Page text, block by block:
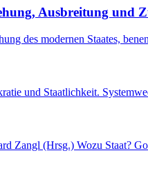
Ausbreitung und
des modernen Staates,
und Staatlichkeit.
Zangl (Hrsg.) Wozu Staat?